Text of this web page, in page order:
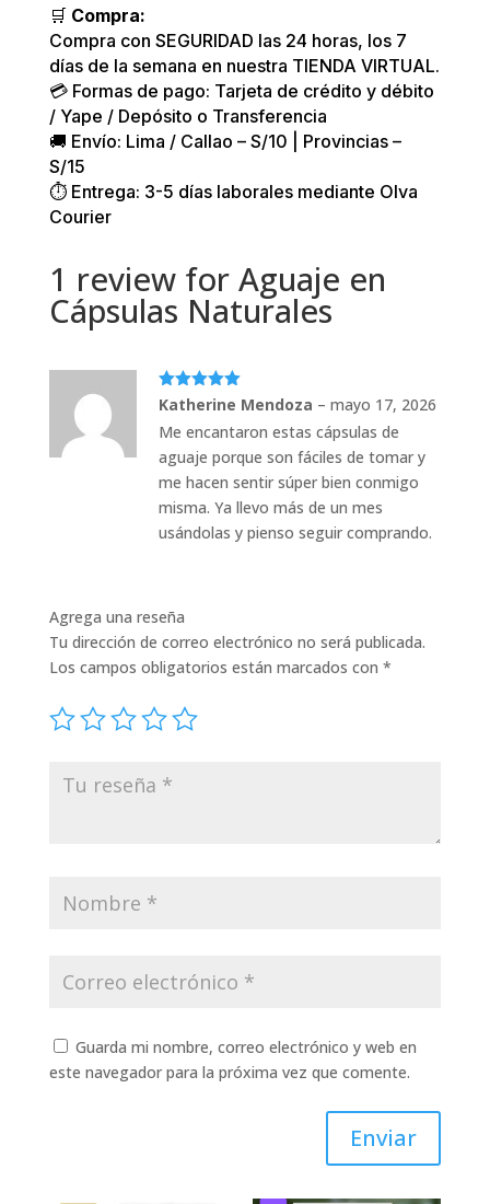
🛒 Compra:
Compra con SEGURIDAD las 24 horas, los 7
días de la semana en nuestra TIENDA VIRTUAL.
💳 Formas de pago: Tarjeta de crédito y débito
/ Yape / Depósito o Transferencia
🚚 Envío: Lima / Callao – S/10 | Provincias –
S/15
⏱️ Entrega: 3-5 días laborales mediante Olva
Courier
1 review for Aguaje en
Cápsulas Naturales
Valorado
Katherine Mendoza – mayo 17, 2026
Me encantaron estas cápsulas de
aguaje porque son fáciles de tomar y
me hacen sentir súper bien conmigo
misma. Ya llevo más de un mes
usándolas y pienso seguir comprando.
Agrega una reseña
Tu dirección de correo electrónico no será publicada.
Los campos obligatorios están marcados con *
Guarda mi nombre, correo electrónico y web en
este navegador para la próxima vez que comente.
Enviar